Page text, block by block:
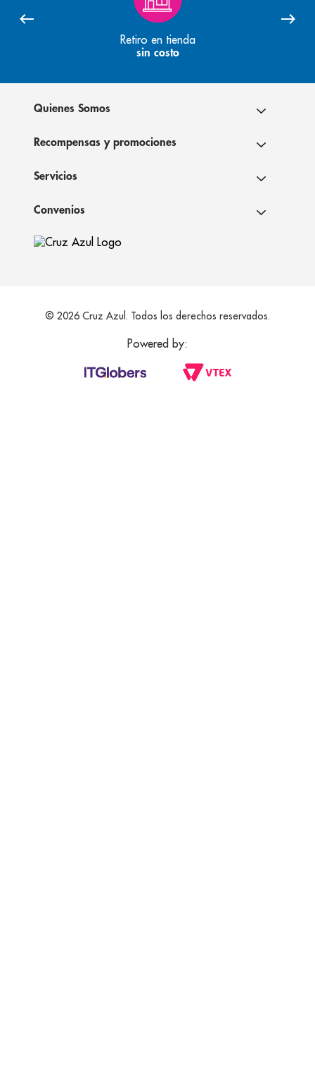
Retiro en tienda
sin costo
Quienes Somos
Recompensas y promociones
Servicios
Convenios
© 2026 Cruz Azul. Todos los derechos reservados.
Powered by: